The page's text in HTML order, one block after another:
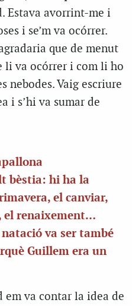
Estava avorrint-me i
i se’m va ocórrer.
que de menut
li va ocórrer i com li ho
nebodes. Vaig escriure
i s’hi va sumar de
bèstia: hi ha la
el canviar,
el renaixement…
va ser també
Guillem era un
em va contar la idea de